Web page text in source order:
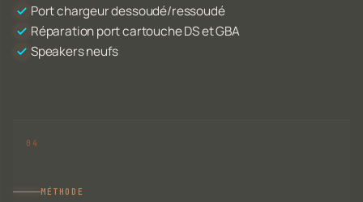
Port chargeur dessoudé/ressoudé
Réparation port cartouche DS et GBA
Speakers neufs
MÉTHODE